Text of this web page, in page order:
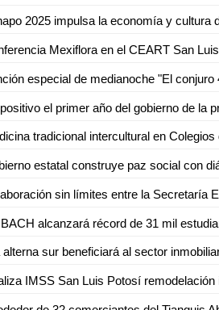
Mexiflora en el CEART San Luis